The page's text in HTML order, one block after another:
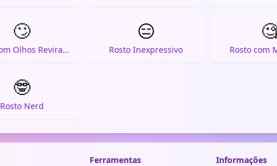
🙄
Rosto com Olhos Revirandados
😑
Rosto Inexpressivo Rosto com
🤓
Rosto Nerd
Ferramentas
Informações